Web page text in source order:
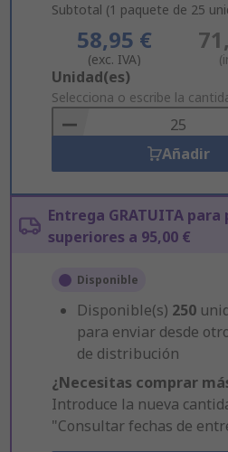
Subtotal (1 paquete de 25
58,95 €
(exc. IVA)
Add
to
Basket
Unidad(es)
Selecciona o escribe la
Añadir
Entrega GRATUITA para
superiores a 95,00 €
Disponible
Disponible(s) 250
para enviar desde
de distribución
¿Necesitas comprar
Introduce la nueva
"Consultar fechas de